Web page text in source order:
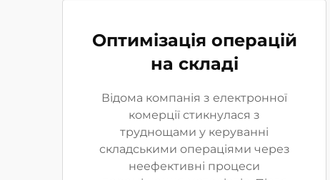
Оптимізація операцій
на складі
Відома компанія з електронної
комерції стикнулася з
труднощами у керуванні
складськими операціями через
неефективні процеси